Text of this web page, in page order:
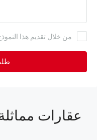
من خلال تقديم هذا
عقارات